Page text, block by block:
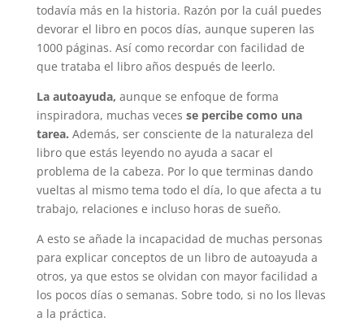
todavía más en la historia. Razón por la cuál puedes
devorar el libro en pocos días, aunque superen las
1000 páginas. Así como recordar con facilidad de
que trataba el libro años después de leerlo.
La autoayuda, aunque se enfoque de forma
inspiradora, muchas veces se percibe como una
tarea. Además, ser consciente de la naturaleza del
libro que estás leyendo no ayuda a sacar el
problema de la cabeza. Por lo que terminas dando
vueltas al mismo tema todo el día, lo que afecta a tu
trabajo, relaciones e incluso horas de sueño.
A esto se añade la incapacidad de muchas personas
para explicar conceptos de un libro de autoayuda a
otros, ya que estos se olvidan con mayor facilidad a
los pocos días o semanas. Sobre todo, si no los llevas
a la práctica.